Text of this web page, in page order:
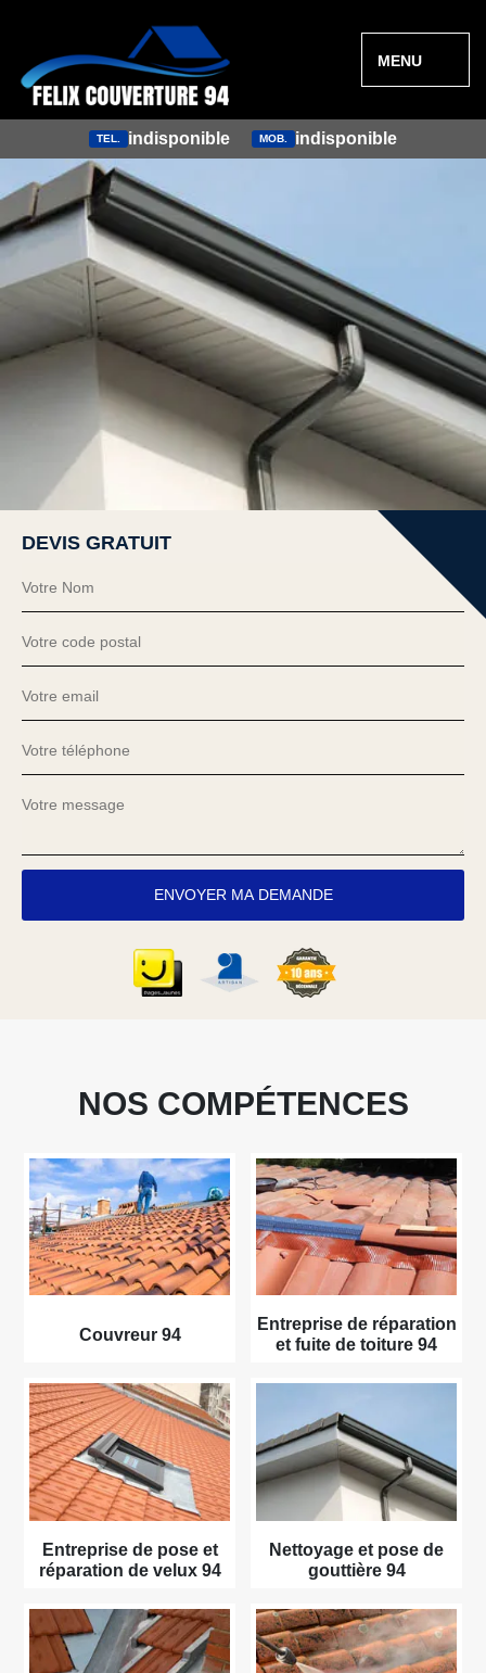
MENU
TEL. indisponible MOB. indisponible
DEVIS GRATUIT
NOS COMPÉTENCES
Couvreur 94
Entreprise de réparation
et fuite de toiture 94
Entreprise de pose et
réparation de velux 94
Nettoyage et pose de
gouttière 94